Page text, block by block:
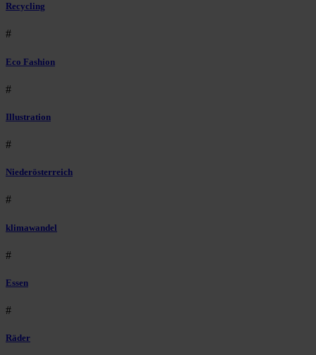
Recycling
#
Eco Fashion
#
Illustration
#
Niederösterreich
#
klimawandel
#
Essen
#
Räder